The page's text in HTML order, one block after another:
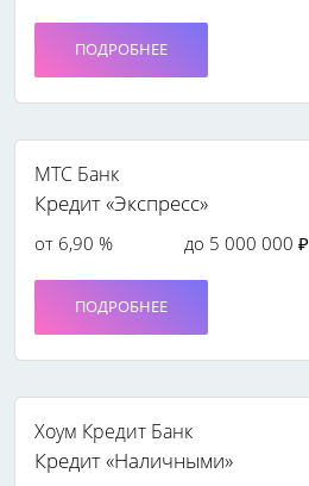
ПОДРОБНЕЕ
МТС Банк
Кредит «Экспресс»
от 6,90 % до 5 000 000 ₽
ПОДРОБНЕЕ
Хоум Кредит Банк
Кредит «Наличными»